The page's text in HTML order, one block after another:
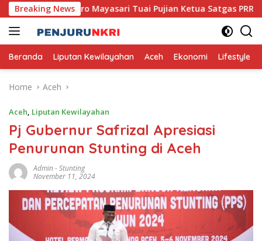
Skip
to
content
Breaking News
Usaha Mikro Mayasari Tuai Pujian Ketua Satgas PRR
Beranda Liputan Kewilayahan Aceh Ekonomi Lifestyle
Home Aceh
Aceh, Liputan Kewilayahan
Pj Gubernur Safrizal Apresiasi
Penurunan Stunting di Aceh
Admin-Stunting
November 11, 2024